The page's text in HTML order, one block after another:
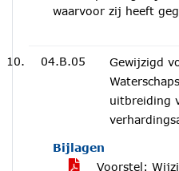
waarvoor zij heeft
04.B.05
Gewijzigd
uitbreiding
Bijlagen
Voorstel: